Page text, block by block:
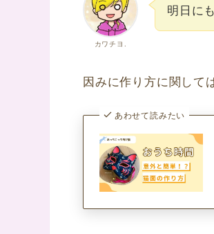
カワチヨ.
明日に
因みに作り方に関して
あわせて読みたい